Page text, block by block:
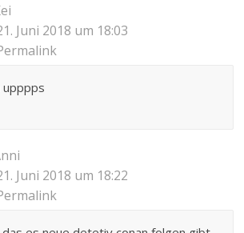
Juni 2018 um 18:03
upppps
Juni 2018 um 18:22